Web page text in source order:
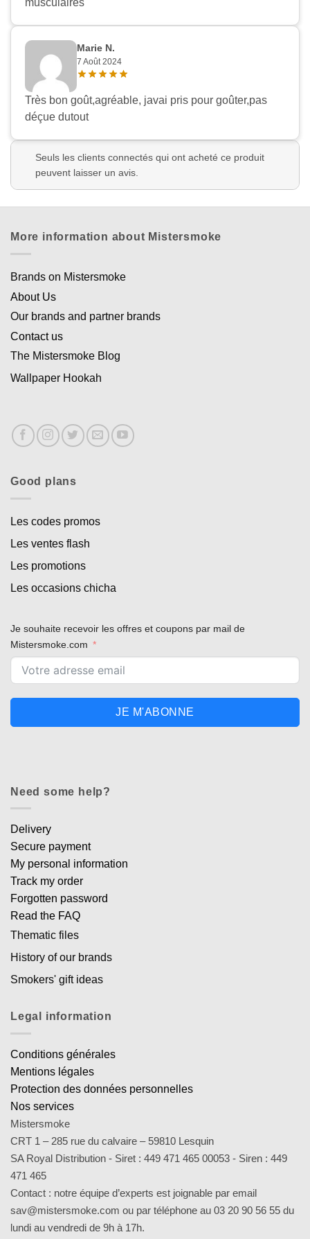
musculaires
Marie N.
7 Août 2024
Très bon goût,agréable, javai pris pour goûter,pas
déçue dutout
Seuls les clients connectés qui ont acheté ce produit
peuvent laisser un avis.
More information about Mistersmoke
Brands on Mistersmoke
About Us
Our brands and partner brands
Contact us
The Mistersmoke Blog
Wallpaper Hookah
Good plans
Les codes promos
Les ventes flash
Les promotions
Les occasions chicha
Je souhaite recevoir les offres et coupons par mail de
Mistersmoke.com
JE M'ABONNE
Need some help?
Delivery
Secure payment
My personal information
Track my order
Forgotten password
Read the FAQ
Thematic files
History of our brands
Smokers' gift ideas
Legal information
Conditions générales
Mentions légales
Protection des données personnelles
Nos services
Mistersmoke
CRT 1 – 285 rue du calvaire – 59810 Lesquin
SA Royal Distribution - Siret : 449 471 465 00053 - Siren : 449
471 465
Contact : notre équipe d’experts est joignable par email
sav@mistersmoke.com ou par téléphone au 03 20 90 56 55 du
lundi au vendredi de 9h à 17h.